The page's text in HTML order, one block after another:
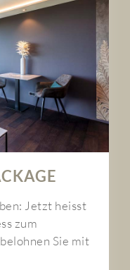
Jetzt heisst
zum
Sie mit